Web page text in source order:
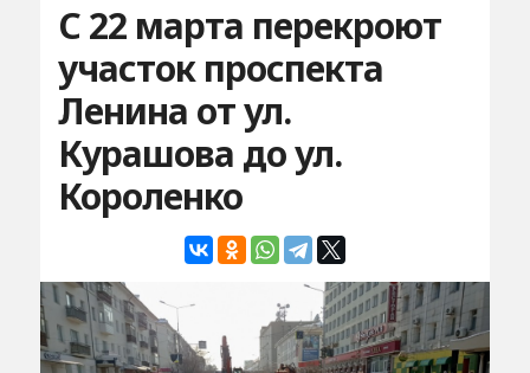
С 22 марта перекроют
участок проспекта
Ленина от ул.
Курашова до ул.
Короленко